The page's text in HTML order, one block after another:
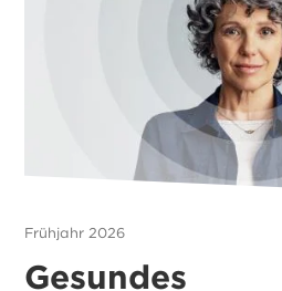
Frühjahr 2026
Gesundes